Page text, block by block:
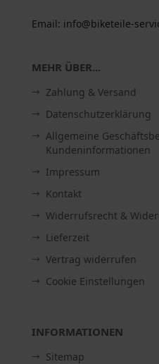
Email: info@biketeile-
MEHR ÜBER...
Zahlung & Versand
Datenschutzerklärung
Allgemeine
Kundeninformationen
Impressum
Kontakt
Widerrufsrecht &
Lieferzeit
Vertrag widerrufen
Cookie Einstellungen
INFORMATIONEN
Sitemap